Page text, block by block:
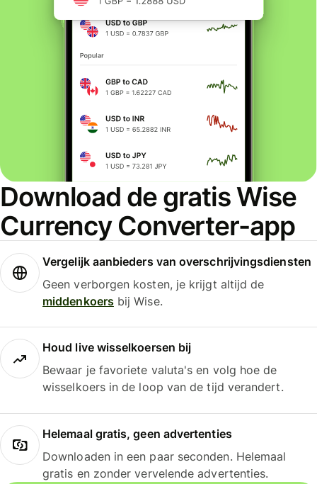
Download de gratis Wise
Currency Converter-app
Vergelijk aanbieders van overschrijvingsdiensten
Geen verborgen kosten, je krijgt altijd de
middenkoersbij Wise.
Houd live wisselkoersen bij
Bewaar je favoriete valuta's en volg hoe de
wisselkoers in de loop van de tijd verandert.
Helemaal gratis, geen advertenties
Downloaden in een paar seconden. Helemaal
gratis en zonder vervelende advertenties.